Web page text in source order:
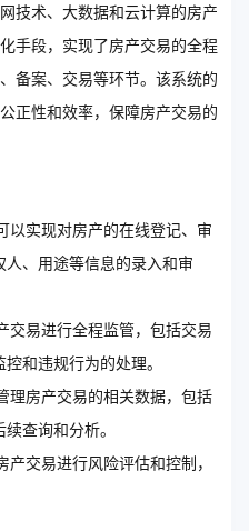
技术、大数据和云计算的房产
手段，实现了房产交易的全程
备案、交易等环节。该系统的
正性和效率，保障房产交易的
以实现对房产的在线登记、审
、用途等信息的录入和审
交易进行全程监管，包括交易
和违规行为的处理。
理房产交易的相关数据，包括
查询和分析。
交易进行风险评估和控制，